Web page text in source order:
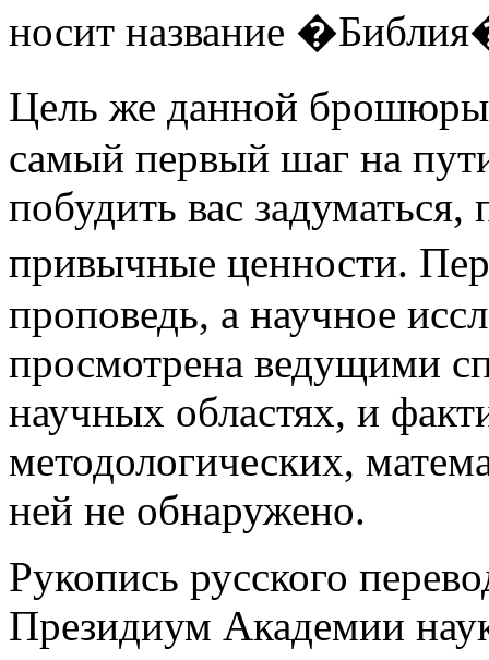
носит название
Цель же данной брошюры
самый первый шаг на
побудить вас задуматься,
привычные ценности.
проповедь, а научное
просмотрена ведущими
научных областях, и
методологических,
ней не обнаружено.
Рукопись русского
Президиум Академии